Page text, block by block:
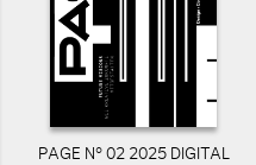
PAGE N° 02 2025 DIGITAL